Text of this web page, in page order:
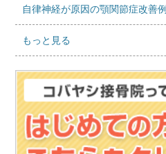
自律神経が原因の顎関節症改善例
もっと見る